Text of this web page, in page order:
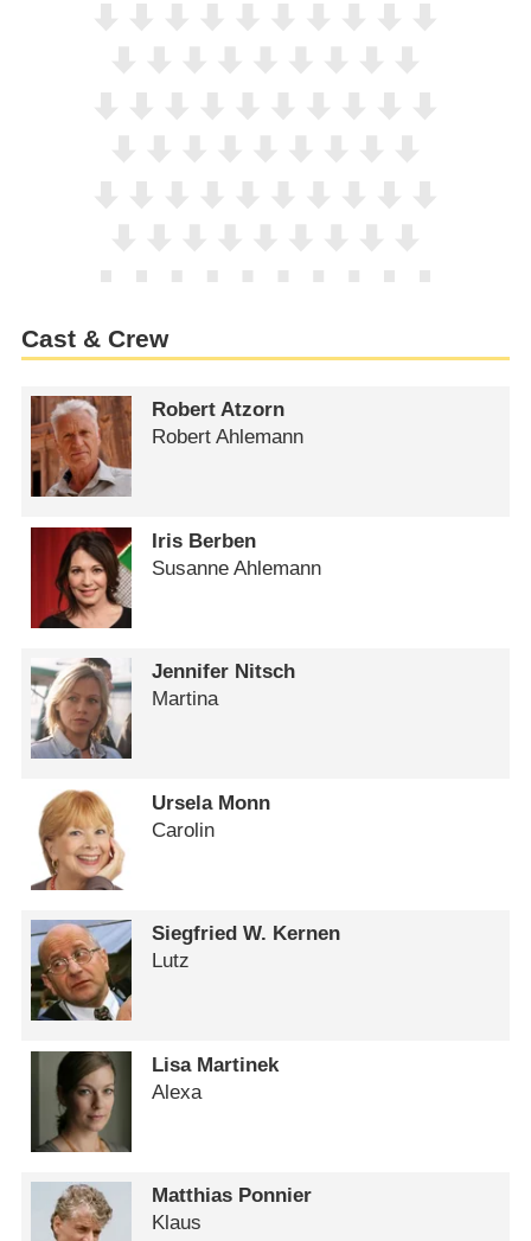
Cast & Crew
Robert Atzorn
Robert Ahlemann
Iris Berben
Susanne Ahlemann
Jennifer Nitsch
Martina
Ursela Monn
Carolin
Siegfried W. Kernen
Lutz
Lisa Martinek
Alexa
Matthias Ponnier
Klaus